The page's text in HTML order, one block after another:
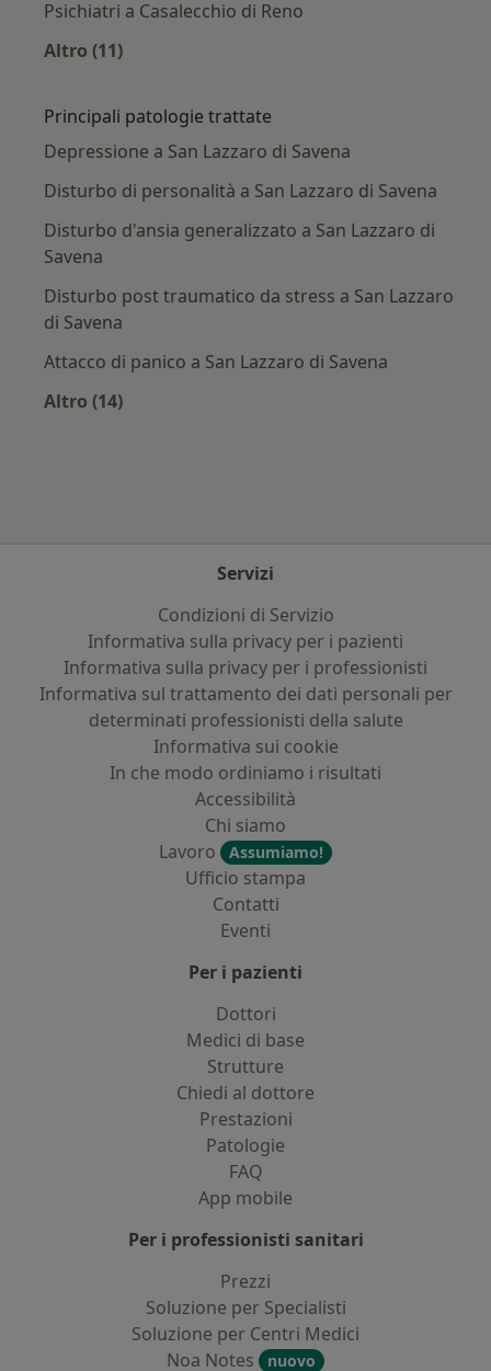
Psichiatri a Casalecchio di Reno
Altro (11)
Principali patologie trattate
Depressione a San Lazzaro di Savena
Disturbo di personalità a San Lazzaro di Savena
Disturbo d'ansia generalizzato a San Lazzaro di
Savena
Disturbo post traumatico da stress a San Lazzaro
di Savena
Attacco di panico a San Lazzaro di Savena
Altro (14)
Servizi
Condizioni di Servizio
Informativa sulla privacy per i pazienti
Informativa sulla privacy per i professionisti
Informativa sul trattamento dei dati personali per
determinati professionisti della salute
Informativa sui cookie
In che modo ordiniamo i risultati
Accessibilità
Chi siamo
Lavoro
Assumiamo!
Ufficio stampa
Contatti
Eventi
Per i pazienti
Dottori
Medici di base
Strutture
Chiedi al dottore
Prestazioni
Patologie
FAQ
App mobile
Per i professionisti sanitari
Prezzi
Soluzione per Specialisti
Soluzione per Centri Medici
Noa Notes
nuovo